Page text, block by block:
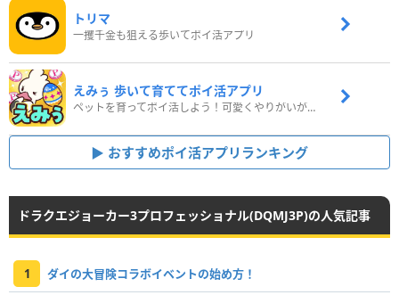
トリマ
一攫千金も狙える歩いてポイ活アプリ
えみぅ 歩いて育ててポイ活アプリ
ペットを育ってポイ活しよう！可愛くやりがいがある新感覚アプリ
おすすめポイ活アプリランキング
ドラクエジョーカー3プロフェッショナル(DQMJ3P)の人気記事
1 ダイの大冒険コラボイベントの始め方！